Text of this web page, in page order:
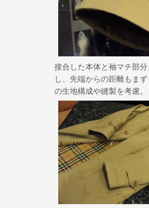
接合した本体と袖マチ部
し、先端からの距離もま
の生地構成や縫製を考慮